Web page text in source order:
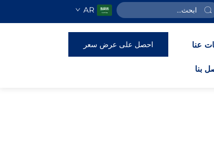
AR
عنا
بنا
احصل على عرض سعر